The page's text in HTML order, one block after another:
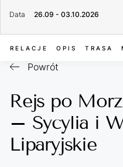
Data 26.09 - 03.10.2026
RELACJE OPIS TRASA
Powrót
Rejs po
– Sycylia i
Liparyjskie